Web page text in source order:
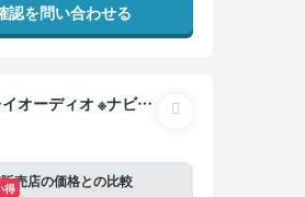
認を問い合わせる
モニター 全方位カ
売店の価格との比較
得